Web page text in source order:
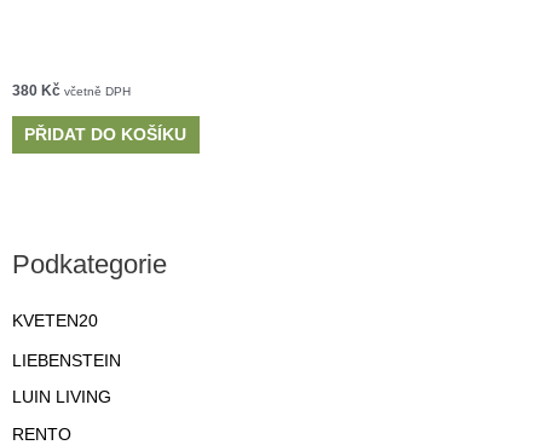
Podkategorie
KVETEN20
LIEBENSTEIN
LUIN LIVING
RENTO
380 Kč včetně DPH
PŘIDAT DO KOŠÍKU